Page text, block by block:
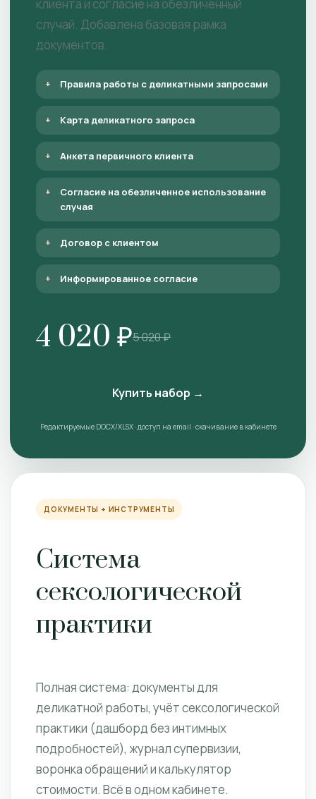
клиента и согласие на обезличенный
случай. Добавлена базовая рамка
документов.
Правила работы с деликатными запросами
Карта деликатного запроса
Анкета первичного клиента
Согласие на обезличенное использование
случая
Договор с клиентом
Информированное согласие
4 020 ₽5 020 ₽
Купить набор →
Редактируемые DOCX/XLSX · доступ на email · скачивание в кабинете
ДОКУМЕНТЫ + ИНСТРУМЕНТЫ
Система
сексологической
практики
Полная система: документы для
деликатной работы, учёт сексологической
практики (дашборд без интимных
подробностей), журнал супервизии,
воронка обращений и калькулятор
стоимости. Всё в одном кабинете.